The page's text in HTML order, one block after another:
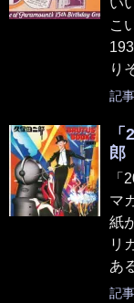
こ
り
記
郎
マ
紙
リ
あ
記